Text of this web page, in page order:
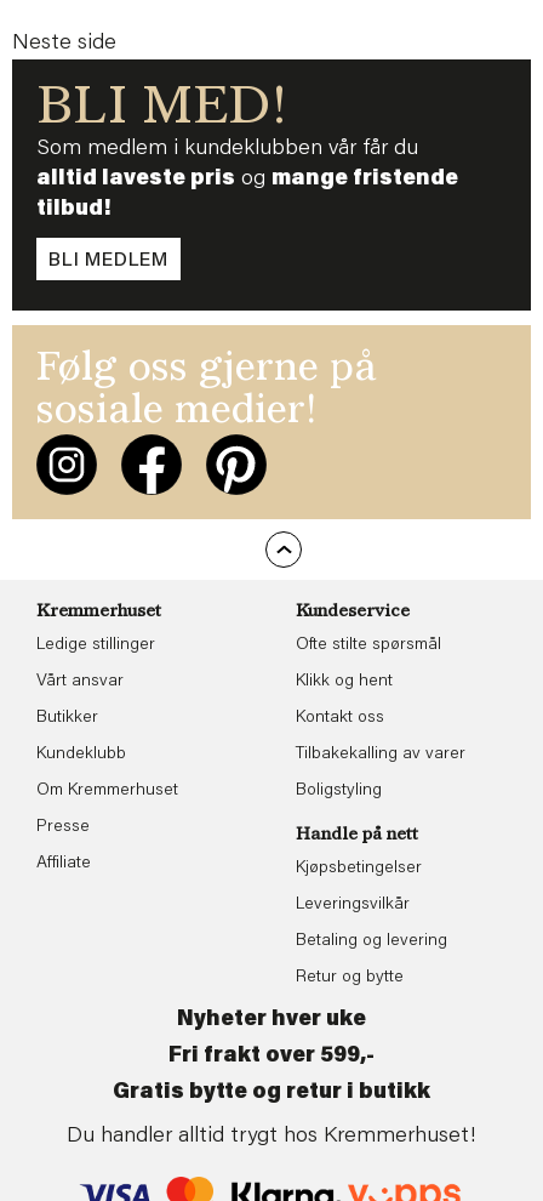
Neste side
BLI MED!
Som medlem i kundeklubben vår får du
alltid laveste pris og mange fristende
tilbud!
BLI MEDLEM
Følg oss gjerne på
sosiale medier!
Kremmerhuset
Ledige stillinger
Vårt ansvar
Butikker
Kundeklubb
Om Kremmerhuset
Presse
Affiliate
Kundeservice
Ofte stilte spørsmål
Klikk og hent
Kontakt oss
Tilbakekalling av varer
Boligstyling
Handle på nett
Kjøpsbetingelser
Leveringsvilkår
Betaling og levering
Retur og bytte
Nyheter hver uke
Fri frakt over 599,-
Gratis bytte og retur i butikk
Du handler alltid trygt hos Kremmerhuset!